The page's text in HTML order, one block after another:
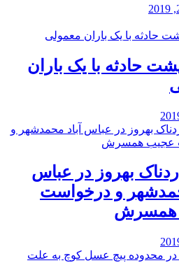
حادثه با یک باران
بهروز در عباس
و درخواست
همسرش